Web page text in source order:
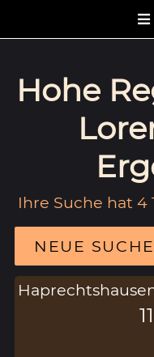
Hohe
Ihre Suche hat
NEUE SUCHE